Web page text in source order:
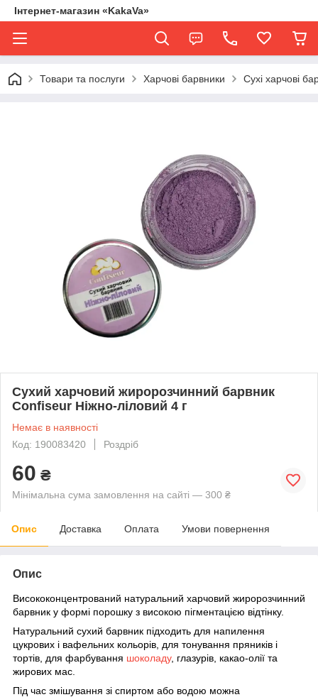
Інтернет-магазин «KakaVa»
Товари та послуги Харчові барвники Сухі харчові
Сухий харчовий жиророзчинний барвник
Confiseur Ніжно-ліловий 4 г
Немає в наявності
Код: 190083420
Роздріб
60 ₴
Мінімальна сума замовлення на сайті — 300 ₴
Опис Доставка Оплата Умови повернення
Опис
Висококонцентрований натуральний харчовий жиророзчинний
барвник у формі порошку з високою пігментацією відтінку.
Натуральний сухий барвник підходить для напилення
цукрових і вафельних кольорів, для тонування пряників і
тортів, для фарбування шоколаду, глазурів, какао-олії та
жирових мас.
Під час змішування зі спиртом або водою можна